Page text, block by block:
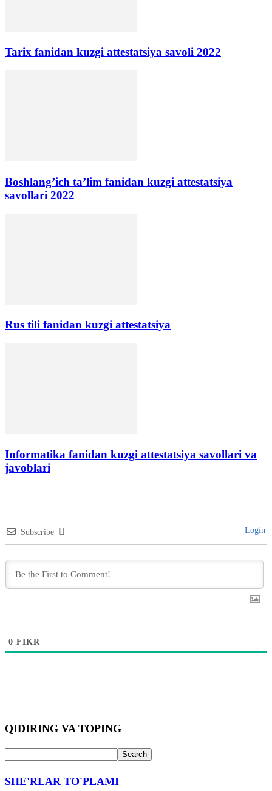
Tarix fanidan kuzgi attestatsiya savoli 2022
Boshlang’ich ta’lim fanidan kuzgi attestatsiya
savollari 2022
Rus tili fanidan kuzgi attestatsiya
Informatika fanidan kuzgi attestatsiya savollari va
javoblari
Subscribe Login
0 FIKR
QIDIRING VA TOPING
SHE'RLAR TO'PLAMI